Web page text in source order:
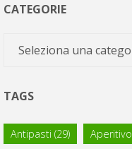
CATEGORIE
Categorie
TAGS
Antipasti (29) Aperitivo